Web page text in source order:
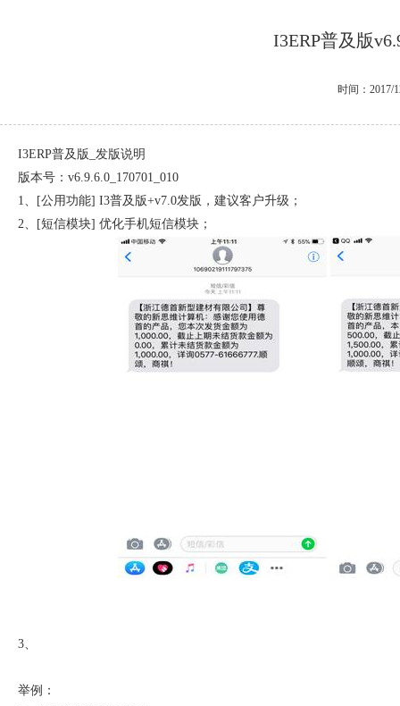
I3ERP普及版
时间：
I3ERP普及 版 发版说明
版本号： v6.9.6.0_170701_010
1、 [公用功能] I3普及版+v7.0发版，建议客户升级；
2、 [短信模块] 优化手机短信模块；
3、
举例：